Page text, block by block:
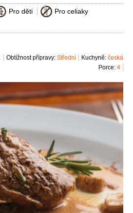
Pro děti
Pro celiaky
Kuchyně: česká
Obtížnost přípravy: Střední
Porce: 4